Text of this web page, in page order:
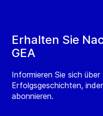
Erhalten Sie
GEA
Informieren Sie sich
Erfolgsgeschichten,
abonnieren.